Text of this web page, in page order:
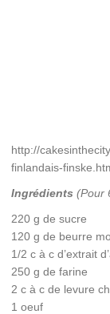
http://
finlandais-
Ingrédients (Pour
220 g de sucre
120 g de beurre
1/2 c à c d’extrait
250 g de farine
2 c à c de levure
1 oeuf